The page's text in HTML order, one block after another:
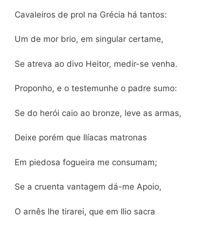
Cavaleiros de prol na Grécia há tantos:
Um de mor brio, em singular certame,
Se atreva ao divo Heitor, medir-se venha.
Proponho, e o testemunhe o padre sumo:
Se do herói caio ao bronze, leve as armas,
Deixe porém que Ilíacas matronas
Em piedosa fogueira me consumam;
Se a cruenta vantagem dá-me Apoio,
O arnês lhe tirarei, que em Ilio sacra